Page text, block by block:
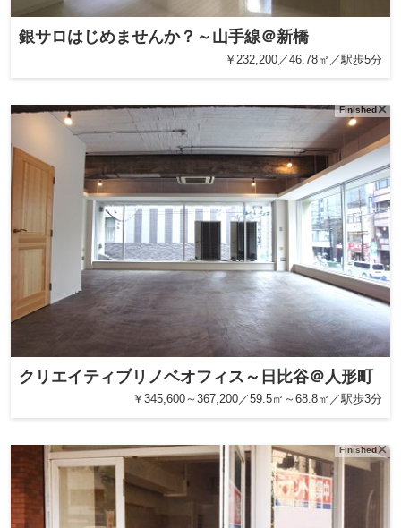
銀サロはじめませんか？～山手線＠新橋
￥232,200／46.78㎡／駅歩5分
Finished
クリエイティブリノベオフィス～日比谷＠人形町
￥345,600～367,200／59.5㎡～68.8㎡／駅歩3分
Finished